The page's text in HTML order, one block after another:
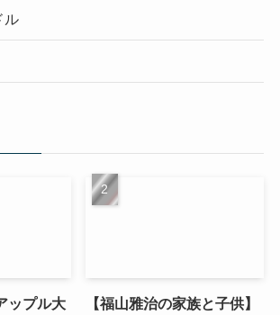
ル
ップル大
【福山雅治の家族と子供】